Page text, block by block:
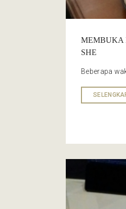
MEMBUKA
SHE
Beberapa